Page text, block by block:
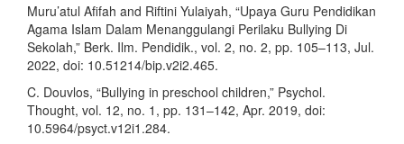
Muru’atul Afifah and Riftini Yulaiyah, “Upaya Guru Pendidikan
Agama Islam Dalam Menanggulangi Perilaku Bullying Di
Sekolah,” Berk. Ilm. Pendidik., vol. 2, no. 2, pp. 105–113, Jul.
2022, doi: 10.51214/bip.v2i2.465.
C. Douvlos, “Bullying in preschool children,” Psychol.
Thought, vol. 12, no. 1, pp. 131–142, Apr. 2019, doi:
10.5964/psyct.v12i1.284.